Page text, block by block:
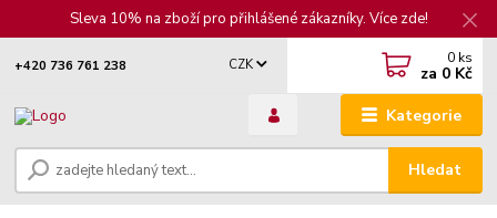
Sleva 10% na zboží pro přihlášené zákazníky. Více zde!
Kategorie
CZK
Hledat
+420 736 761 238 0 ks
za 0 Kč